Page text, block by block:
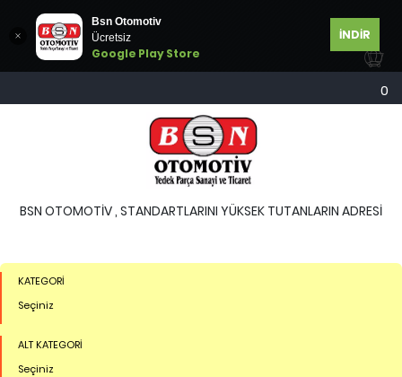
Bsn Otomotiv
Ücretsiz
Google Play Store
İNDİR
0
BSN OTOMOTİV , STANDARTLARINI YÜKSEK TUTANLARIN ADRESİ
KATEGORİ
Seçiniz
ALT KATEGORİ
Seçiniz